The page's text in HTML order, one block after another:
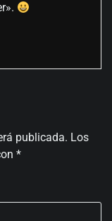
publicada. Los
*